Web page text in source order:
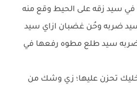
سيد زقه على الحيط وقع منه
ضربه وحُن غضبان ازاي سيد
سيد طلع مطوه رفعها في
تحزن عليها؛ زي وشك من